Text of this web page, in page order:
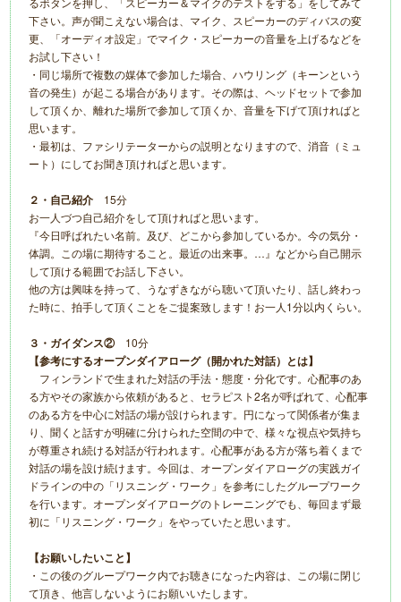
下さい。声が聞こえない場合は、マイク、スピーカーのディバスの変
更、「オーディオ設定」でマイク・スピーカーの音量を上げるなどを
お試し下さい！
・同じ場所で複数の媒体で参加した場合、ハウリング（キーンという
音の発生）が起こる場合があります。その際は、ヘッドセットで参加
して頂くか、離れた場所で参加して頂くか、音量を下げて頂ければと
思います。
・最初は、ファシリテーターからの説明となりますので、消音（ミュ
ート）にしてお聞き頂ければと思います。
２・自己紹介 15分
お一人づつ自己紹介をして頂ければと思います。
『今日呼ばれたい名前。及び、どこから参加しているか。今の気分・
体調。この場に期待すること。最近の出来事。…』などから自己開示
して頂ける範囲でお話し下さい。
他の方は興味を持って、うなずきながら聴いて頂いたり、話し終わっ
た時に、拍手して頂くことをご提案致します！お一人1分以内くらい。
３・ガイダンス②10分
【参考にするオープンダイアローグ（開かれた対話）とは】
フィンランドで生まれた対話の手法・態度・分化です。心配事のあ
る方やその家族から依頼があると、セラピスト2名が呼ばれて、心配事
のある方を中心に対話の場が設けられます。円になって関係者が集ま
り、聞くと話すが明確に分けられた空間の中で、様々な視点や気持ち
が尊重され続ける対話が行われます。心配事がある方が落ち着くまで
対話の場を設け続けます。今回は、オープンダイアローグの実践ガイ
ドラインの中の「リスニング・ワーク」を参考にしたグループワーク
を行います。オープンダイアローグのトレーニングでも、毎回まず最
初に「リスニング・ワーク」をやっていたと思います。
【お願いしたいこと】
・この後のグループワーク内でお聴きになった内容は、この場に閉じ
て頂き、他言しないようにお願いいたします。